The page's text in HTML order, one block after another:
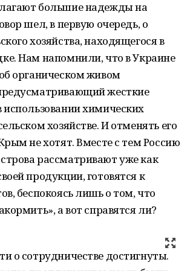
большие надежды на
шел, в первую очередь, о
хозяйства, находящегося в
Нам напомнили, что в Украине
органическом живом
жесткие
использовании химических
хозяйстве. И отменять его
не хотят. Вместе с тем Россию
рассматривают уже как
продукции, готовятся к
беспокоясь лишь о том, что
а вот справятся ли?
о сотрудничестве достигнуты.